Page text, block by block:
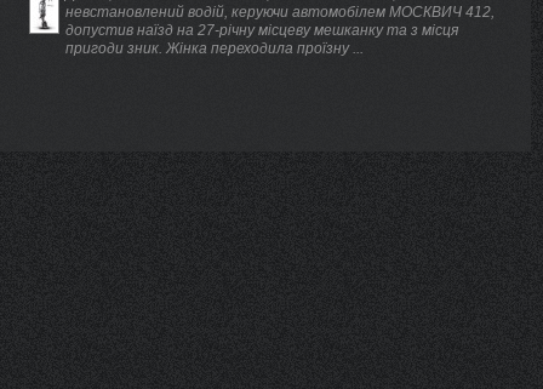
невстановлений водій, керуючи автомобілем МОСКВИЧ 412,
допустив наїзд на 27-річну місцеву мешканку та з місця
пригоди зник. Жінка переходила проїзну ...